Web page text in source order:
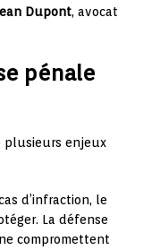
Dupont, avocat
pénale
plusieurs enjeux
d’infraction, le
La défense
compromettent